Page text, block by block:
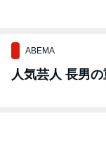
ABEMA
人気芸人 長男